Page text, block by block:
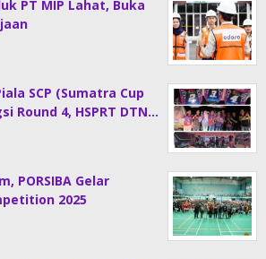
PT MIP Lahat, Buka
SCP (Sumatra Cup
Round 4, HSPRT DTN…
PORSIBA Gelar
2025